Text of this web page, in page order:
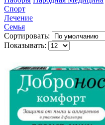
Спорт
Лечение
Семья
Сортировать:
Показывать: